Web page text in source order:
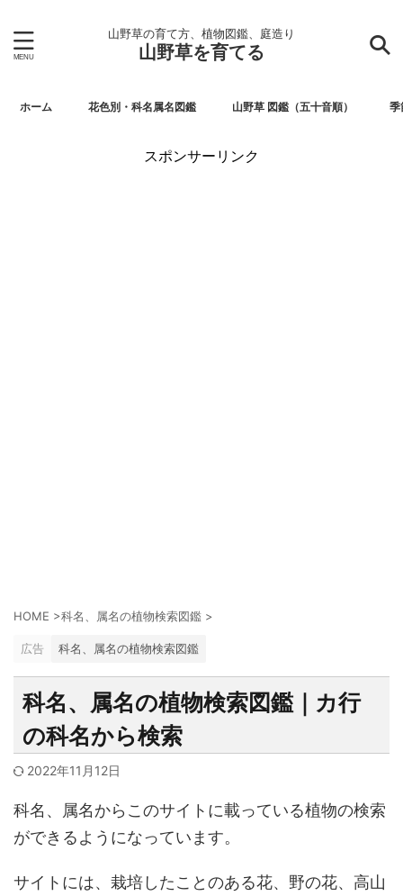
山野草の育て方、植物図鑑、庭造り
山野草を育てる
ホーム 花色別・科名属名図鑑 山野草 図鑑（五十音順） 季
スポンサーリンク
HOME >科名、属名の植物検索図鑑 >
広告 科名、属名の植物検索図鑑
科名、属名の植物検索図鑑｜カ行
の科名から検索
2022年11月12日
科名、属名からこのサイトに載っている植物の検索
ができるようになっています。
サイトには、栽培したことのある花、野の花、高山